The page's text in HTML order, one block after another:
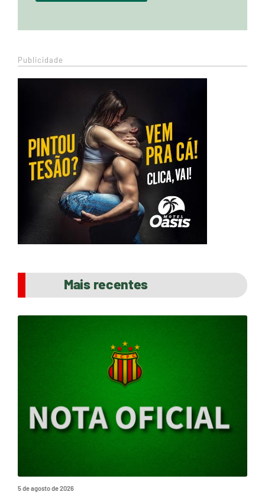
Publicidade
Mais recentes
5 de agosto de 2026